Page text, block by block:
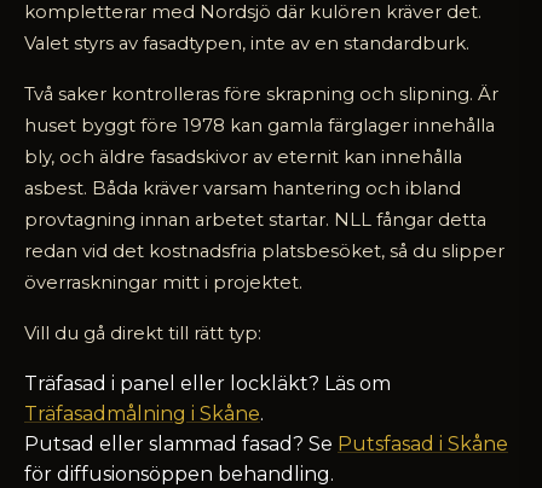
kompletterar med Nordsjö där kulören kräver det.
Valet styrs av fasadtypen, inte av en standardburk.
Två saker kontrolleras före skrapning och slipning. Är
huset byggt före 1978 kan gamla färglager innehålla
bly, och äldre fasadskivor av eternit kan innehålla
asbest. Båda kräver varsam hantering och ibland
provtagning innan arbetet startar. NLL fångar detta
redan vid det kostnadsfria platsbesöket, så du slipper
överraskningar mitt i projektet.
Vill du gå direkt till rätt typ:
Träfasad i panel eller lockläkt? Läs om
Träfasadmålning i Skåne.
Putsad eller slammad fasad? Se Putsfasad i Skåne
för diffusionsöppen behandling.